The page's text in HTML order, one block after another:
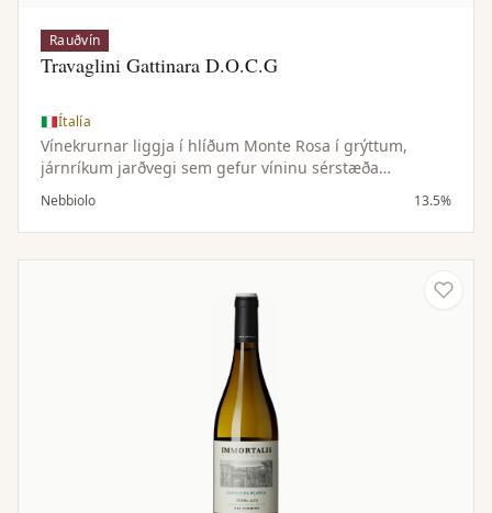
Rauðvín
Travaglini Gattinara D.O.C.G
Ítalía
Vínekrurnar liggja í hlíðum Monte Rosa í grýttum,
járnríkum jarðvegi sem gefur víninu sérstæða
steinefnatóna. Meginlandsloftslag með miklum
hitasveiflum milli dags og nætur eykur margbreytileika
ilms og bragðs í Nebbiolo þrúgunum.
Nebbiolo 13.5%